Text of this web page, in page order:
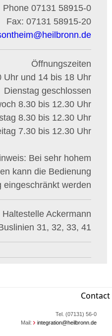
Phone 07131 58915-0
Fax: 07131 58915-20
@heilbronn.de
Öffnungszeiten
Uhr und 14 bis 18 Uhr
Dienstag geschlossen
8.30 bis 12.30 Uhr
8.30 bis 12.30 Uhr
7.30 bis 12.30 Uhr
Bei sehr hohem
kann die Bedienung
eingeschränkt werden.
Haltestelle Ackermann
31, 32, 33, 41
Contact
Tel. (07131) 56-0
Mail:
integration@heilbronn.de